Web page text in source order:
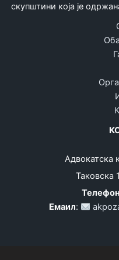
скупштини која је
Адвокатска
Таковска
Телефон
Емаил: